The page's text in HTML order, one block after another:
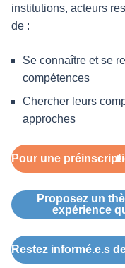
institutions, acteurs
de :
Se connaître et se
compétences
Chercher leurs
approches
Pour une
Proposez un
expérience
Restez informé.e.s